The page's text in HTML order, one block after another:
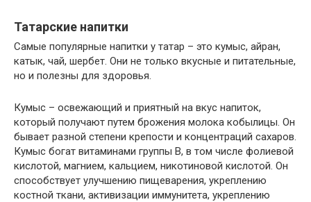
Татарские напитки
Самые популярные напитки у татар – это кумыс, айран,
катык, чай, шербет. Они не только вкусные и питательные,
но и полезны для здоровья.
Кумыс – освежающий и приятный на вкус напиток,
который получают путем брожения молока кобылицы. Он
бывает разной степени крепости и концентраций сахаров.
Кумыс богат витаминами группы В, в том числе фолиевой
кислотой, магнием, кальцием, никотиновой кислотой. Он
способствует улучшению пищеварения, укреплению
костной ткани, активизации иммунитета, укреплению